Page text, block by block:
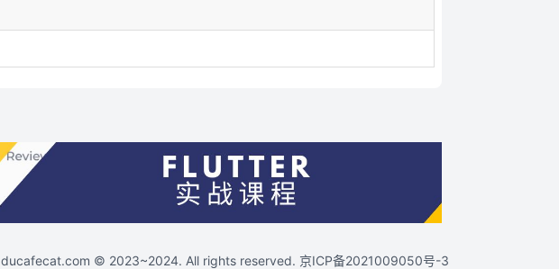
ducafecat.com © 2023~2024. All rights reserved. 京ICP备2021009050号-3